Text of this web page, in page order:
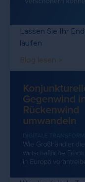
Lassen Sie Ihr
laufen
Blog lesen >